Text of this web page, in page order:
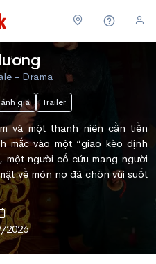
- Drama
giá Trailer
và một thanh niên cần tiền
mắc vào một “giao kèo định
người cố cứu mạng người
về món nợ đã chôn vùi suốt
2026